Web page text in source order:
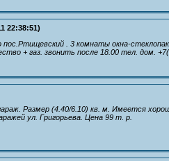
22:38:51)
. 3 комнаты окна-
+ газ. звонить после 18.00 тел. дом.
Размер (4.40/6.10) кв. м. Имеется
ул. Григорьева. Цена 99 т. р.